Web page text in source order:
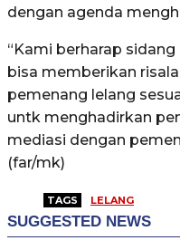
dengan agenda
“Kami berharap
bisa memberikan
pemenang lelang
untk menghadirkan
mediasi dengan
(far/mk)
TAGS LELANG